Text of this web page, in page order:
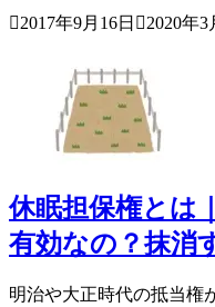
2017年9月16日 2020年3
休眠担保権とは
有効なの？抹消
明治や大正時代の抵当権